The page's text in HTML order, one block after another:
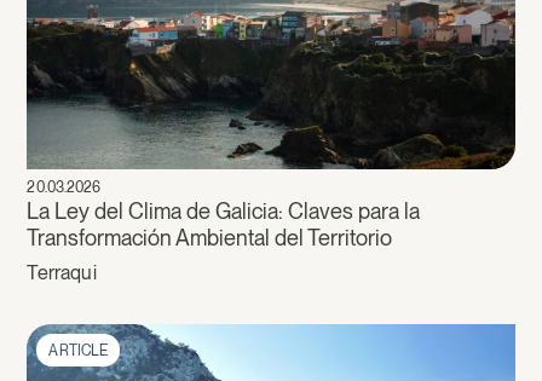
20.03.2026
La Ley del Clima de Galicia: Claves para la
Transformación Ambiental del Territorio
Terraqui
ARTICLE